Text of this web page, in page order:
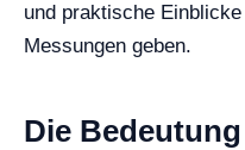
und praktische
Messungen geben.
Die